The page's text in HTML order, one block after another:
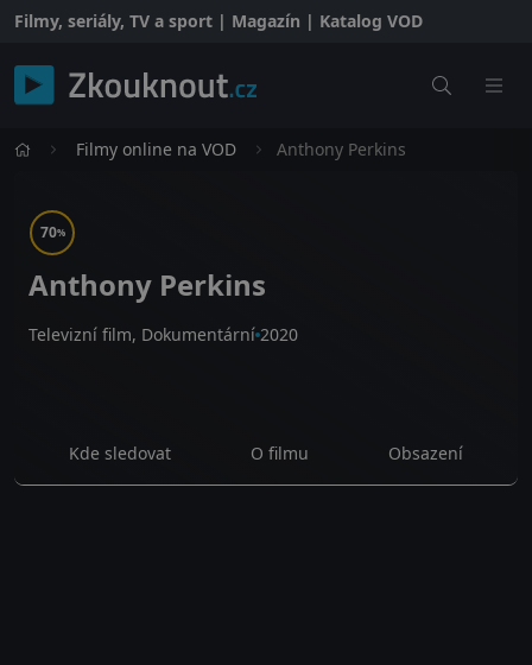
Filmy, seriály, TV a sport | Magazín | Katalog VOD
Filmy online na VOD Anthony Perkins
70%
Anthony Perkins
Televizní film, Dokumentární 2020
Kde sledovat O filmu Obsazení